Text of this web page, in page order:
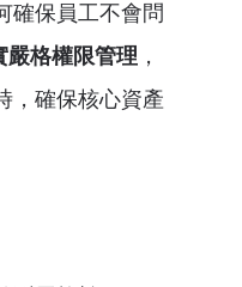
確保員工不會問
嚴格權限管理 ，
，確保核心資產